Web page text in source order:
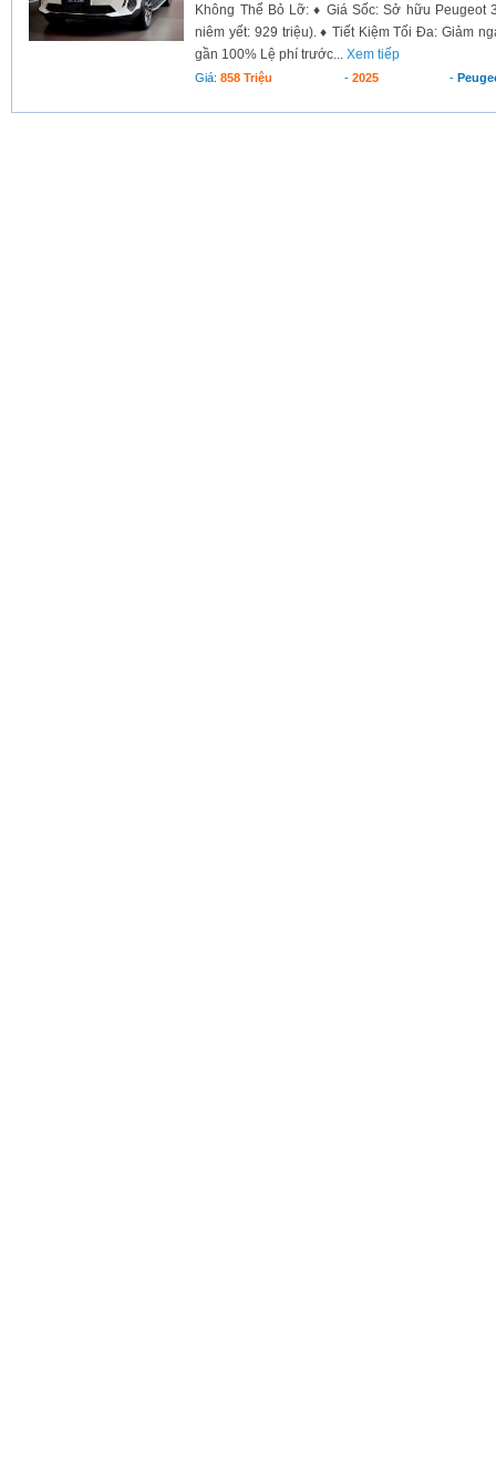
Không Thể Bỏ Lỡ: ♦ Giá Sốc: Sở hữu Peugeot
niêm yết: 929 triệu). ♦ Tiết Kiệm Tối Đa: Giảm
gần 100% Lệ phí trước...Xem tiếp
Giá:858 Triệu - 2025 -